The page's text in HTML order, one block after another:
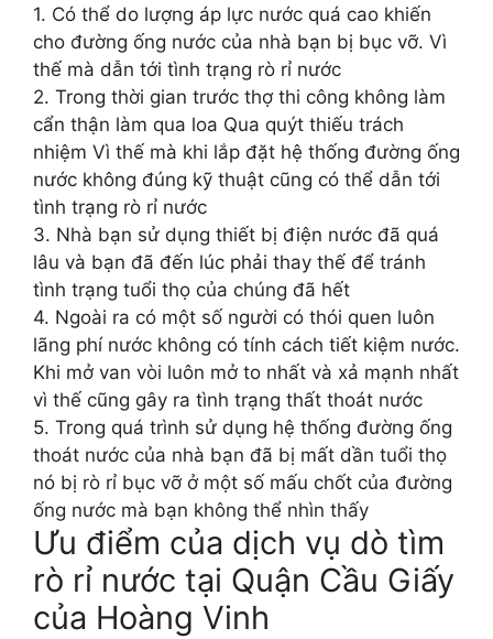
1. Có thể do lượng áp lực nước quá cao khiến
cho đường ống nước của nhà bạn bị bục vỡ. Vì
thế mà dẫn tới tình trạng rò rỉ nước
2. Trong thời gian trước thợ thi công không làm
cẩn thận làm qua loa Qua quýt thiếu trách
nhiệm Vì thế mà khi lắp đặt hệ thống đường ống
nước không đúng kỹ thuật cũng có thể dẫn tới
tình trạng rò rỉ nước
3. Nhà bạn sử dụng thiết bị điện nước đã quá
lâu và bạn đã đến lúc phải thay thế để tránh
tình trạng tuổi thọ của chúng đã hết
4. Ngoài ra có một số người có thói quen luôn
lãng phí nước không có tính cách tiết kiệm nước.
Khi mở van vòi luôn mở to nhất và xả mạnh nhất
vì thế cũng gây ra tình trạng thất thoát nước
5. Trong quá trình sử dụng hệ thống đường ống
thoát nước của nhà bạn đã bị mất dần tuổi thọ
nó bị rò rỉ bục vỡ ở một số mấu chốt của đường
ống nước mà bạn không thể nhìn thấy
Ưu điểm của dịch vụ dò tìm
rò rỉ nước tại Quận Cầu Giấy
của Hoàng Vinh